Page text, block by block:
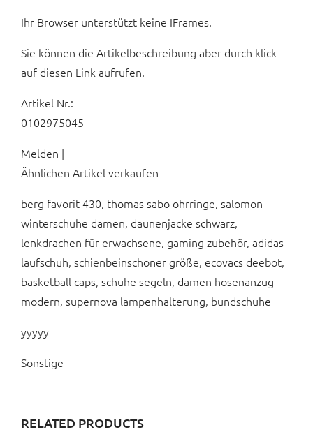
Ihr Browser unterstützt keine IFrames.
Sie können die Artikelbeschreibung aber durch klick
auf diesen Link aufrufen.
Artikel Nr.:
0102975045
Melden |
Ähnlichen Artikel verkaufen
berg favorit 430, thomas sabo ohrringe, salomon
winterschuhe damen, daunenjacke schwarz,
lenkdrachen für erwachsene, gaming zubehör, adidas
laufschuh, schienbeinschoner größe, ecovacs deebot,
basketball caps, schuhe segeln, damen hosenanzug
modern, supernova lampenhalterung, bundschuhe
yyyyy
Sonstige
RELATED PRODUCTS